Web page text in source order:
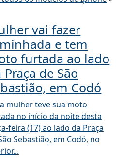
vai fazer
e tem
furtada ao lado
Praça de São
em Codó
mulher teve sua moto
no início da noite desta
feira (17) ao lado da Praça
Sebastião, em Codó, no